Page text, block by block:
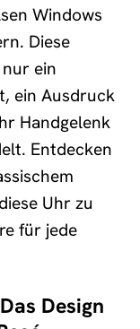
Windows
Diese
ein
ein Ausdruck
Handgelenk
Entdecken
Uhr zu
für jede
Design